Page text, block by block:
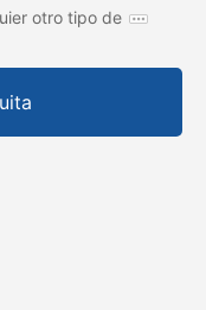
otro tipo de